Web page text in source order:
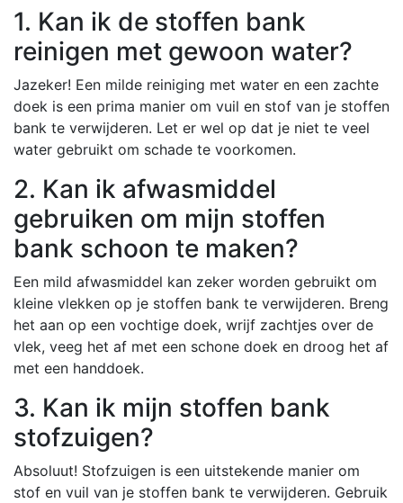
1. Kan ik de stoffen bank
reinigen met gewoon water?
Jazeker! Een milde reiniging met water en een zachte
doek is een prima manier om vuil en stof van je stoffen
bank te verwijderen. Let er wel op dat je niet te veel
water gebruikt om schade te voorkomen.
2. Kan ik afwasmiddel
gebruiken om mijn stoffen
bank schoon te maken?
Een mild afwasmiddel kan zeker worden gebruikt om
kleine vlekken op je stoffen bank te verwijderen. Breng
het aan op een vochtige doek, wrijf zachtjes over de
vlek, veeg het af met een schone doek en droog het af
met een handdoek.
3. Kan ik mijn stoffen bank
stofzuigen?
Absoluut! Stofzuigen is een uitstekende manier om
stof en vuil van je stoffen bank te verwijderen. Gebruik